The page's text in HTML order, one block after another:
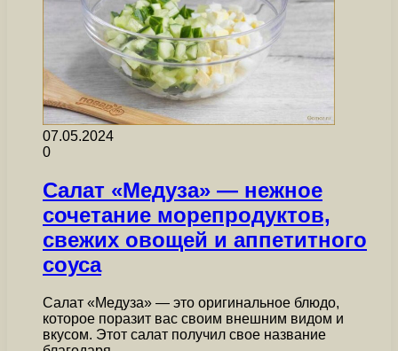
07.05.2024
0
Салат «Медуза» — нежное
сочетание морепродуктов,
свежих овощей и аппетитного
соуса
Салат «Медуза» — это оригинальное блюдо,
которое поразит вас своим внешним видом и
вкусом. Этот салат получил свое название